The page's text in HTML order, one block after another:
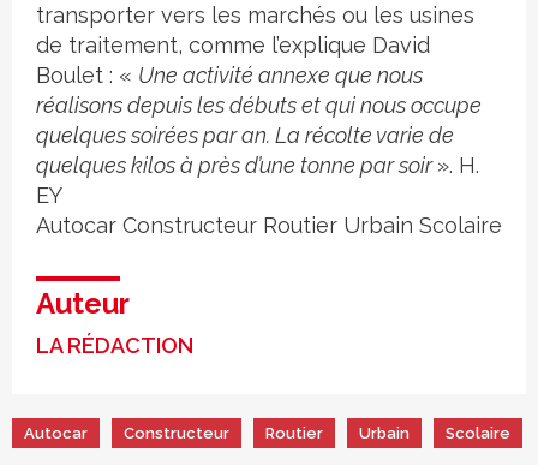
transporter vers les marchés ou les usines
de traitement, comme l’explique David
Boulet : « Une activité annexe que nous
réalisons depuis les débuts et qui nous occupe
quelques soirées par an. La récolte varie de
quelques kilos à près d’une tonne par soir». H.
EY
Autocar Constructeur Routier Urbain Scolaire
Auteur
LA RÉDACTION
Autocar Constructeur Routier Urbain Scolaire